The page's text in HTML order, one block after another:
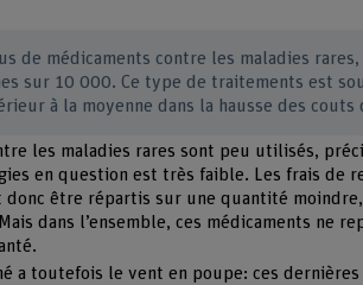
de médicaments contre les maladies
sur 10 000. Ce type de traitements est
à la moyenne dans la hausse des couts
les maladies rares sont peu utilisés,
en question est très faible. Les frais de
être répartis sur une quantité
dans l’ensemble, ces médicaments ne
a toutefois le vent en poupe: ces